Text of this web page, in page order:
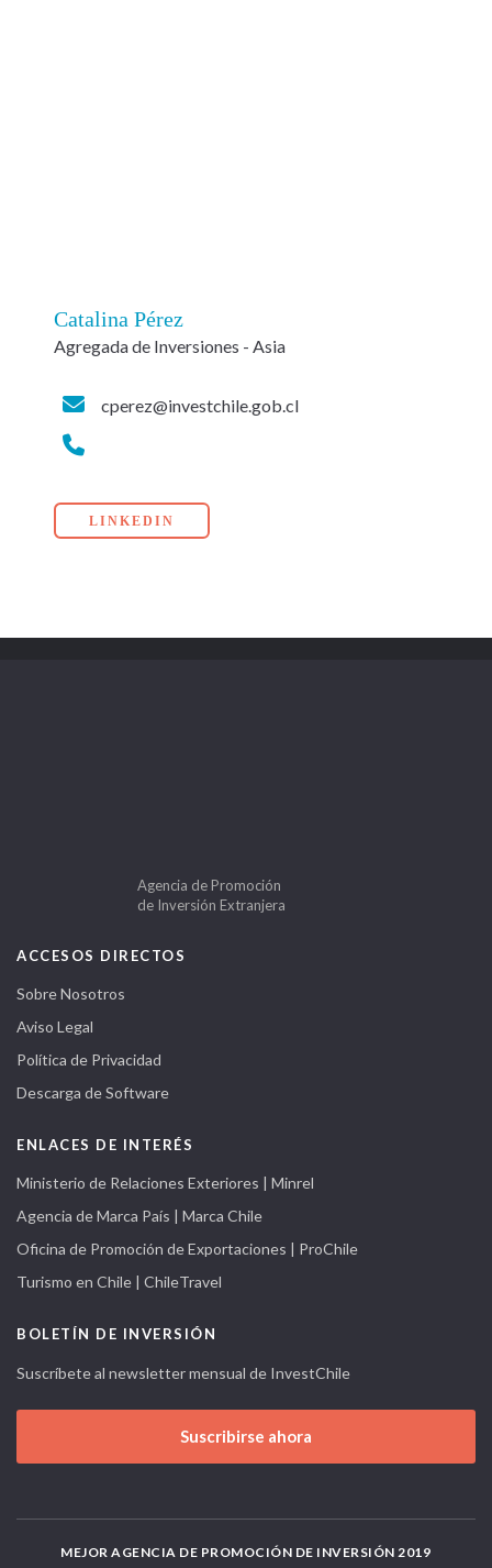
Catalina Pérez
Agregada de Inversiones - Asia
cperez@investchile.gob.cl
LINKEDIN
Agencia de Promoción
de Inversión Extranjera
ACCESOS DIRECTOS
Sobre Nosotros
Aviso Legal
Política de Privacidad
Descarga de Software
ENLACES DE INTERÉS
Ministerio de Relaciones Exteriores | Minrel
Agencia de Marca País | Marca Chile
Oficina de Promoción de Exportaciones | ProChile
Turismo en Chile | ChileTravel
BOLETÍN DE INVERSIÓN
Suscríbete al newsletter mensual de InvestChile
Suscribirse ahora
MEJOR AGENCIA DE PROMOCIÓN DE INVERSIÓN 2019